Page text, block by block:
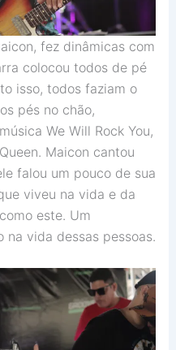
fez dinâmicas com
colocou todos de pé
isso, todos faziam o
pés no chão,
We Will Rock You,
Maicon cantou
falou um pouco de sua
viveu na vida e da
este. Um
vida dessas pessoas.